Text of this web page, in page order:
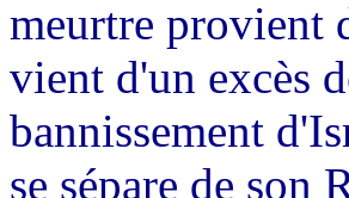
meurtre provient
vient d'un excès
bannissement
se sépare de son